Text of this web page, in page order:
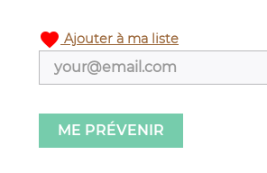
favorite Ajouter à ma liste
ME PRÉVENIR